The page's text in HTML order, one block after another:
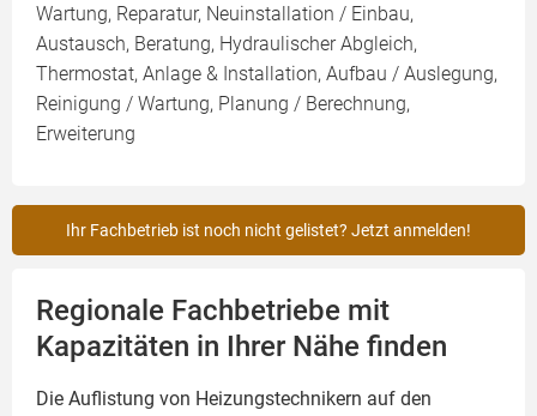
Wartung, Reparatur, Neuinstallation / Einbau,
Austausch, Beratung, Hydraulischer Abgleich,
Thermostat, Anlage & Installation, Aufbau / Auslegung,
Reinigung / Wartung, Planung / Berechnung,
Erweiterung
Ihr Fachbetrieb ist noch nicht gelistet? Jetzt anmelden!
Regionale Fachbetriebe mit
Kapazitäten in Ihrer Nähe finden
Die Auflistung von Heizungstechnikern auf den